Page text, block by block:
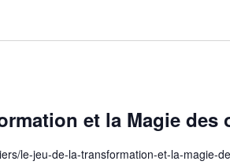
et la Magie des
le-jeu-de-la-transformation-et-la-magie-